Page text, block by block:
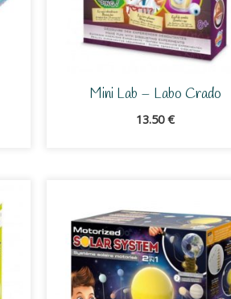
Mini Lab – Labo Crado
13.50€